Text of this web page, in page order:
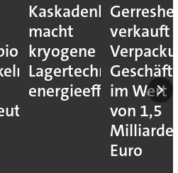
Kaskadenkonzept
macht
kryogene
Lagertechnik
energieeffizienter
verkauft
im Wert
von 1,5
Euro